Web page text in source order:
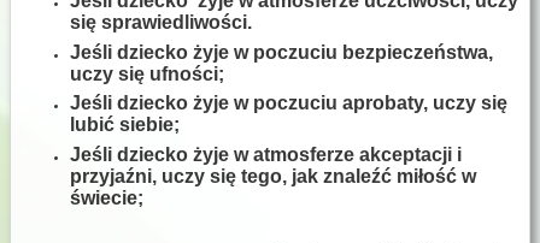
się sprawiedliwości.
Jeśli dziecko żyje w poczuciu bezpieczeństwa,
uczy się ufności;
Jeśli dziecko żyje w poczuciu aprobaty, uczy się
lubić siebie;
Jeśli dziecko żyje w atmosferze akceptacji i
przyjaźni, uczy się tego, jak znaleźć miłość w
świecie;